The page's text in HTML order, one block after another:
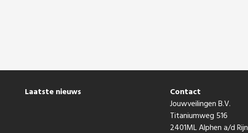
Laatste nieuws
Contact
Jouwveilingen B.V.
Titaniumweg 516
2401ML Alphen a/d Rijn